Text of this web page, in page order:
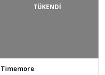
TÜKENDİ
Timemore